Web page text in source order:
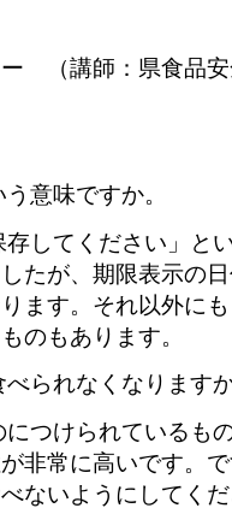
ー （講師：県食品
意味ですか。
してください」と
たが、期限表示の
ます。それ以外に
のもあります。
られなくなりますか
つけられているも
非常に高いです。で
ないようにしてく